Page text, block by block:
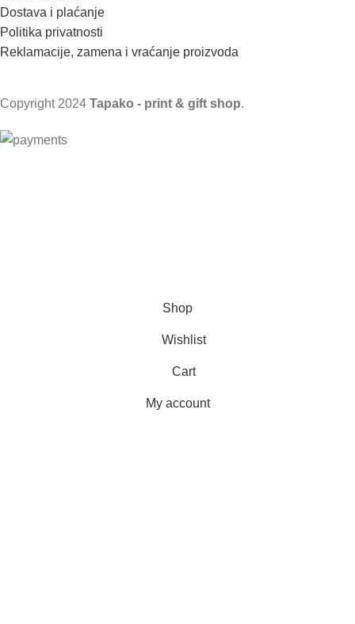
Dostava i plaćanje
Politika privatnosti
Reklamacije, zamena i vraćanje proizvoda
Copyright 2024 Tapako - print & gift shop.
Shop
Wishlist
Cart
My account